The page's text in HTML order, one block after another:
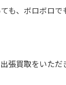
も、ボロボロで
張買取をいただ